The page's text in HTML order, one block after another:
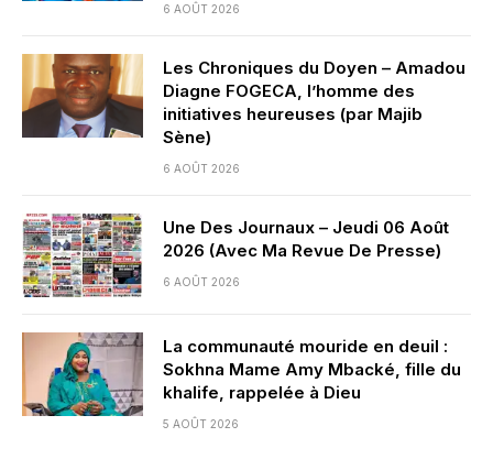
6 AOÛT 2026
Les Chroniques du Doyen – Amadou
Diagne FOGECA, l’homme des
initiatives heureuses (par Majib
Sène)
6 AOÛT 2026
Une Des Journaux – Jeudi 06 Août
2026 (Avec Ma Revue De Presse)
6 AOÛT 2026
La communauté mouride en deuil :
Sokhna Mame Amy Mbacké, fille du
khalife, rappelée à Dieu
5 AOÛT 2026